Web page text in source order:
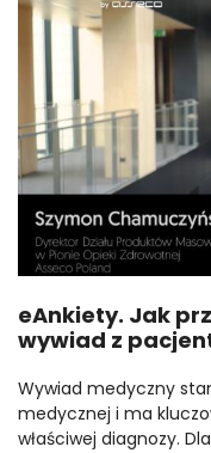
eAnkiety. Jak
wywiad z
Wywiad medyczny
medycznej i ma
właściwej diagnozy.